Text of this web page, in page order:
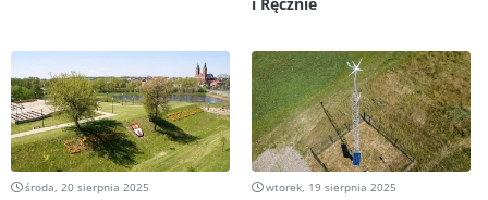
środa, 20 sierpnia 2025 wtorek, 19 sierpnia 2025